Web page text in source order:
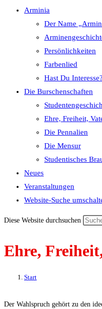
Arminia
Der Name
Persönlichkeiten
Farbenlied
Hast Du Interesse?
Die Burschenschaften
Ehre, Freiheit,
Die Pennalien
Die Mensur
Studentisches
Neues
Veranstaltungen
Website-Suche
Diese Website durchsuchen
Ehre,
Start
Der Wahlspruch gehört zu den